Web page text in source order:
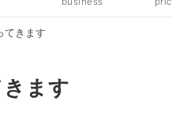
てきます
ます